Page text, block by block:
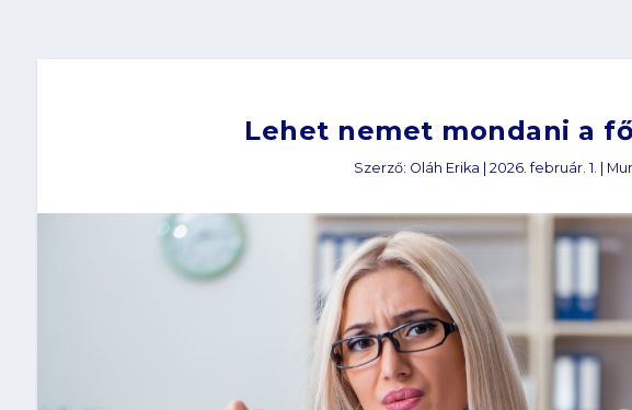
Lehet nemet mondani a
Szerző: Oláh Erika 2026. február. 1.